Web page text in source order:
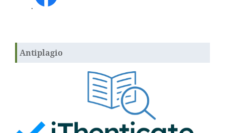
.
Antiplagio